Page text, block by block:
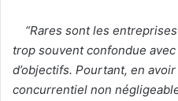
“Rares sont les
trop souvent confondue avec
d’objectifs. Pourtant, en
concurrentiel non